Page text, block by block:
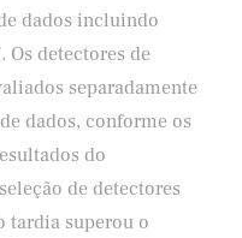
dados incluindo
Os detectores de
separadamente
dados, conforme os
do
de detectores
tardia superou o